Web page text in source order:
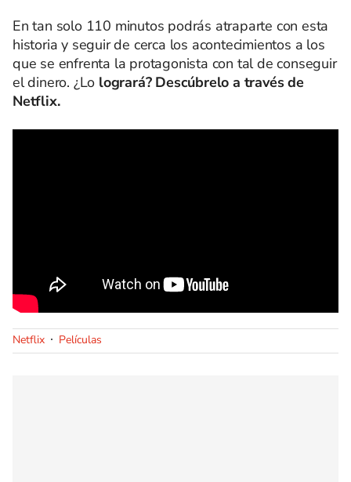
En tan solo 110 minutos podrás atraparte con esta
historia y seguir de cerca los acontecimientos a los
que se enfrenta la protagonista con tal de conseguir
el dinero. ¿Lo logrará? Descúbrelo a través de
Netflix.
Netflix Películas